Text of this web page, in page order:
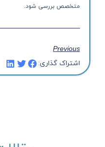
متخصص بررسی شود.
Previous
اشتراک گذاری: